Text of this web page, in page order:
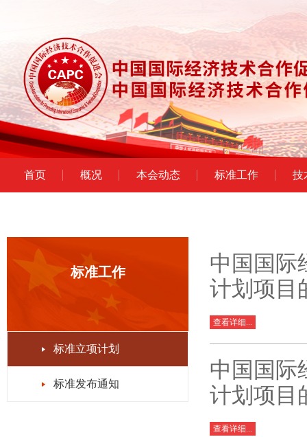
首页 概况 本会动态 标准工作 技
中国国际
计划项目
查看详细...
中国国际
计划项目
查看详细...
标准工作
标准立项计划
标准发布通知